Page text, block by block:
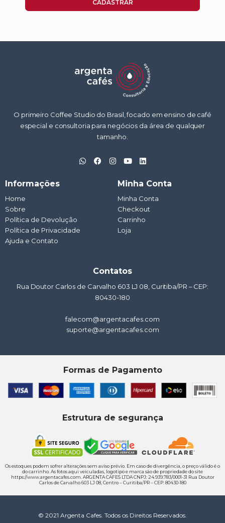
CADASTRAR
O primeiro Coffee Studio do Brasil, focado em ensino de café
especial e consultoria para negócios da área de qualquer
tamanho.
W
h
F
a
I
n
m
Y
o
t
u
b
e
L
i
e
d
i
n
Informações
Home
Sobre
Política de Devolução
Política de Privacidade
Ajuda e Contato
Minha Conta
Minha Conta
Checkout
Carrinho
Loja
Contatos
Rua Doutor Carlos de Carvalho 603 LJ 08, Curitiba/PR – CEP:
80430-180
falecom@argentacafes.com
suporte@argentacafes.com
Formas de Pagamento
Estrutura de segurança
Os estoques podem sofrer alterações sem aviso prévio. Em caso de divergência, o preço válido é o
do carrinho. As fotos aqui veiculadas, logotipo e marca são de propriedade do site
https://www.argentacafes.com. ARGENTA CAFES LTDA CNPJ: 24.939.783/0001-31 Rua Doutor
Carlos de Carvalho 603 LJ 08, Centro – Curitiba/PR – CEP: 80430-180
© 2021 Argenta Cafes. Todos os Direitos Reservados.